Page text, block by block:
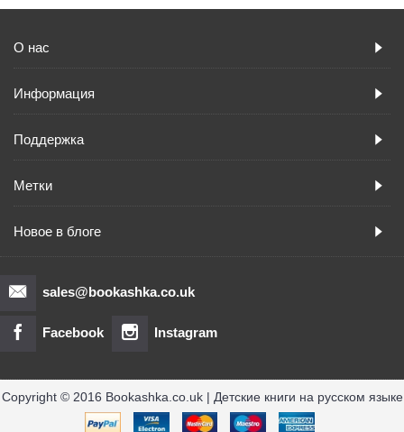
О нас
Информация
Поддержка
Метки
Новое в блоге
sales@bookashka.co.uk
Facebook Instagram
Copyright © 2016 Bookashka.co.uk | Детские книги на русском языке